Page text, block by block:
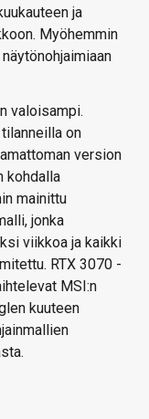
ja
Myöhemmin
valoisampi.
on
version
kohdalla
mainittu
jonka
viikkoa ja kaikki
RTX 3070 -
MSI:n
kuuteen